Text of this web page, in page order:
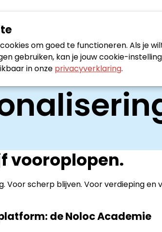
om goed te functioneren. Als je
gebruiken, kan je jouw cookie-
in onze privacyverklaring.
Nieuws
vooroplopen.
Voor scherp blijven. Voor verdieping
de Noloc Academie